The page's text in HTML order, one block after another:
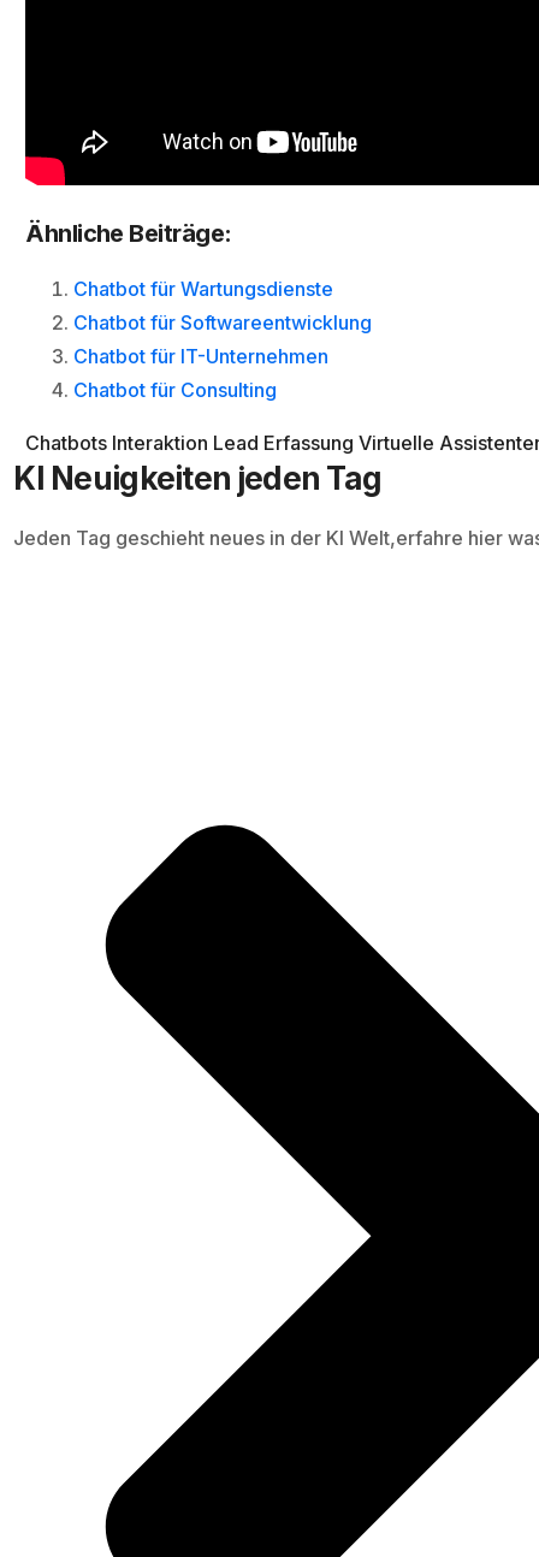
Ähnliche Beiträge:
Chatbot für Wartungsdienste
Chatbot für Softwareentwicklung
Chatbot für IT-Unternehmen
Chatbot für Consulting
Chatbots Interaktion Lead Erfassung Virtuelle
KI Neuigkeiten jeden Tag
Jeden Tag geschieht neues in der KI Welt,erfahre hier